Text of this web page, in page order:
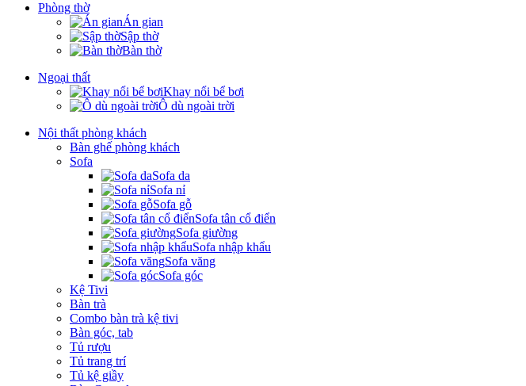
Phòng thờ
Án gian
Sập thờ
Bàn thờ
Ngoại thất
Khay nổi bể bơi
Ô dù ngoài trời
Nội thất phòng khách
Bàn ghế phòng khách
Sofa
Sofa da
Sofa nỉ
Sofa gỗ
Sofa tân cổ điển
Sofa giường
Sofa nhập khẩu
Sofa văng
Sofa góc
Kệ Tivi
Bàn trà
Combo bàn trà kệ tivi
Bàn góc, tab
Tủ rượu
Tủ trang trí
Tủ kệ giầy